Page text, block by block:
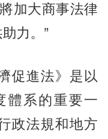
加大商事法律
力。”
進法》是以
體系的重要一
政法規和地方